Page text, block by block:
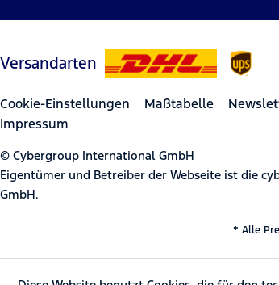
Versandarten
Cookie-Einstellungen Maßtabelle
Impressum
© Cybergroup International GmbH
Eigentümer und Betreiber der Webseite ist die
GmbH.
* Alle